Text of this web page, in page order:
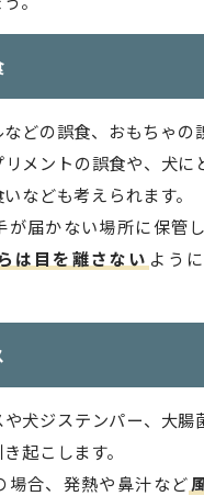
どの誤食、おもちゃの
メントの誤食や、犬に
なども考えられます。
届かない場所に保管し
は目を離さない よう
犬ジステンパー、大腸
起こします。
場合、発熱や鼻汁など